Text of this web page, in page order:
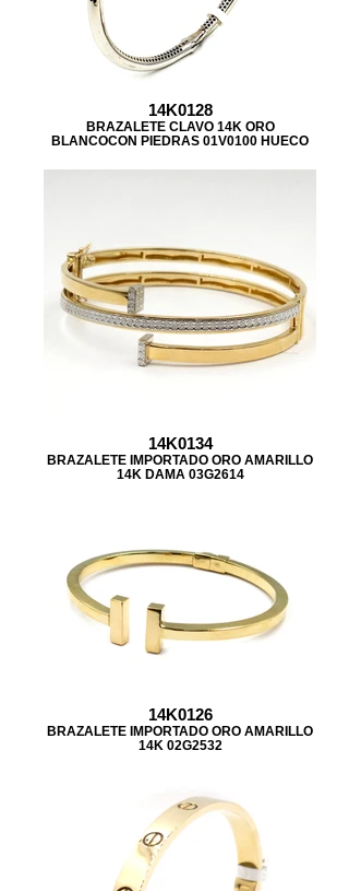
14K0128
BRAZALETE CLAVO 14K ORO
BLANCOCON PIEDRAS 01V0100 HUECO
14K0134
BRAZALETE IMPORTADO ORO AMARILLO
14K DAMA 03G2614
14K0126
BRAZALETE IMPORTADO ORO AMARILLO
14K 02G2532